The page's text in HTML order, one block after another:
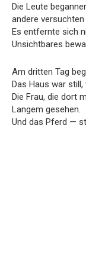
Die Leute
andere
Es entfernte sich
Unsichtbares
Am dritten Tag
Das Haus war
Die Frau, die dort
Langem gesehen.
Und das Pferd —